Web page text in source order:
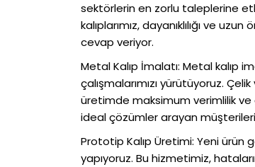
sektörlerin en zorlu taleplerine
kalıplarımız, dayanıklılığı ve
cevap veriyor.
Metal Kalıp İmalatı: Metal kalıp
çalışmalarımızı yürütüyoruz.
üretimde maksimum verimlilik ve
ideal çözümler arayan
Prototip Kalıp Üretimi: Yeni
yapıyoruz. Bu hizmetimiz,